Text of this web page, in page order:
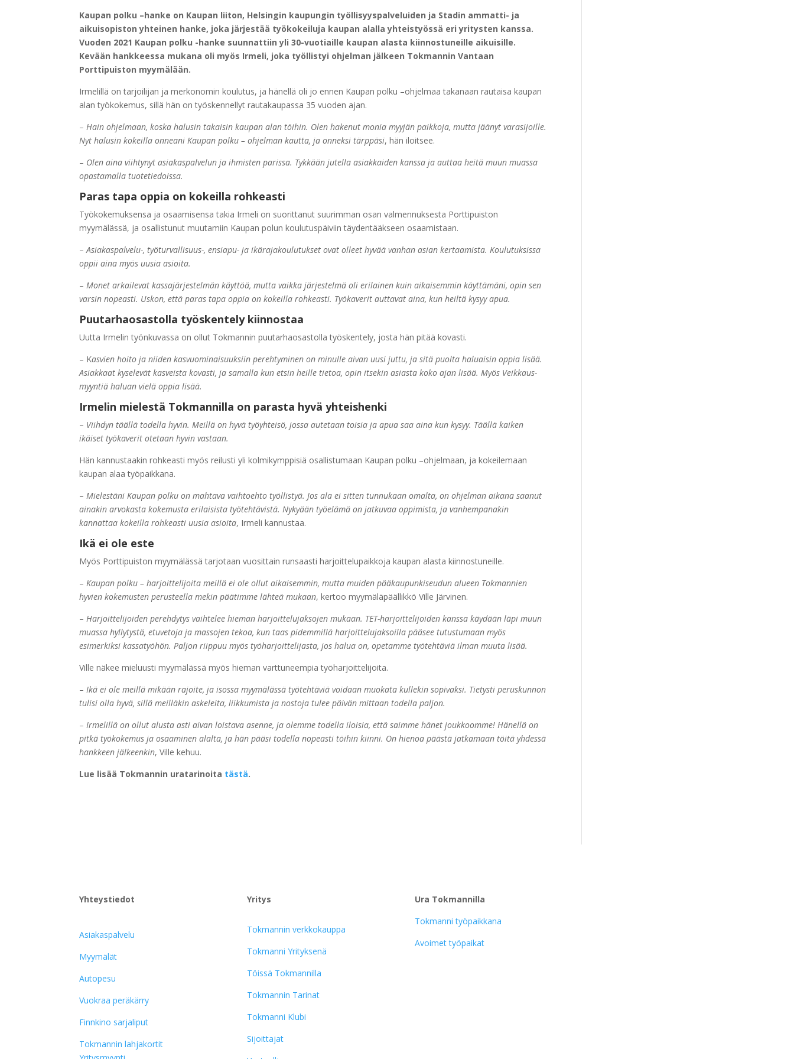
Kaupan polku –hanke on Kaupan liiton, Helsingin kaupungin työllisyyspalveluiden ja Stadin ammatti- ja
aikuisopiston yhteinen hanke, joka järjestää työkokeiluja kaupan alalla yhteistyössä eri yritysten kanssa.
Vuoden 2021 Kaupan polku -hanke suunnattiin yli 30-vuotiaille kaupan alasta kiinnostuneille aikuisille.
Kevään hankkeessa mukana oli myös Irmeli, joka työllistyi ohjelman jälkeen Tokmannin Vantaan
Porttipuiston myymälään.
Irmelillä on tarjoilijan ja merkonomin koulutus, ja hänellä oli jo ennen Kaupan polku –ohjelmaa takanaan rautaisa kaupan
alan työkokemus, sillä hän on työskennellyt rautakaupassa 35 vuoden ajan.
–Hain ohjelmaan, koska halusin takaisin kaupan alan töihin. Olen hakenut monia myyjän paikkoja, mutta jäänyt varasijoille.
Nyt halusin kokeilla onneani Kaupan polku – ohjelman kautta, ja onneksi tärppäsi, hän iloitsee.
– Olen aina viihtynyt asiakaspalvelun ja ihmisten parissa. Tykkään jutella asiakkaiden kanssa ja auttaa heitä muun muassa
opastamalla tuotetiedoissa.
Paras tapa oppia on kokeilla rohkeasti
Työkokemuksensa ja osaamisensa takia Irmeli on suorittanut suurimman osan valmennuksesta Porttipuiston
myymälässä, ja osallistunut muutamiin Kaupan polun koulutuspäiviin täydentääkseen osaamistaan.
–Asiakaspalvelu-, työturvallisuus-, ensiapu- ja ikärajakoulutukset ovat olleet hyvää vanhan asian kertaamista. Koulutuksissa
oppii aina myös uusia asioita.
–Monet arkailevat kassajärjestelmän käyttöä, mutta vaikka järjestelmä oli erilainen kuin aikaisemmin käyttämäni, opin sen
varsin nopeasti. Uskon, että paras tapa oppia on kokeilla rohkeasti. Työkaverit auttavat aina, kun heiltä kysyy apua.
Puutarhaosastolla työskentely kiinnostaa
Uutta Irmelin työnkuvassa on ollut Tokmannin puutarhaosastolla työskentely, josta hän pitää kovasti.
– Kasvien hoito ja niiden kasvuominaisuuksiin perehtyminen on minulle aivan uusi juttu, ja sitä puolta haluaisin oppia lisää.
Asiakkaat kyselevät kasveista kovasti, ja samalla kun etsin heille tietoa, opin itsekin asiasta koko ajan lisää. Myös Veikkaus-
myyntiä haluan vielä oppia lisää.
Irmelin mielestä Tokmannilla on parasta hyvä yhteishenki
– Viihdyn täällä todella hyvin. Meillä on hyvä työyhteisö, jossa autetaan toisia ja apua saa aina kun kysyy. Täällä kaiken
ikäiset työkaverit otetaan hyvin vastaan.
Hän kannustaakin rohkeasti myös reilusti yli kolmikymppisiä osallistumaan Kaupan polku –ohjelmaan, ja kokeilemaan
kaupan alaa työpaikkana.
–Mielestäni Kaupan polku on mahtava vaihtoehto työllistyä. Jos ala ei sitten tunnukaan omalta, on ohjelman aikana saanut
ainakin arvokasta kokemusta erilaisista työtehtävistä. Nykyään työelämä on jatkuvaa oppimista, ja vanhempanakin
kannattaa kokeilla rohkeasti uusia asioita, Irmeli kannustaa.
Ikä ei ole este
Myös Porttipuiston myymälässä tarjotaan vuosittain runsaasti harjoittelupaikkoja kaupan alasta kiinnostuneille.
–Kaupan polku – harjoittelijoita meillä ei ole ollut aikaisemmin, mutta muiden pääkaupunkiseudun alueen Tokmannien
hyvien kokemusten perusteella mekin päätimme lähteä mukaan, kertoo myymäläpäällikkö Ville Järvinen.
–Harjoittelijoiden perehdytys vaihtelee hieman harjoittelujaksojen mukaan. TET-harjoittelijoiden kanssa käydään läpi muun
muassa hyllytystä, etuvetoja ja massojen tekoa, kun taas pidemmillä harjoittelujaksoilla pääsee tutustumaan myös
esimerkiksi kassatyöhön. Paljon riippuu myös työharjoittelijasta, jos halua on, opetamme työtehtäviä ilman muuta lisää.
Ville näkee mieluusti myymälässä myös hieman varttuneempia työharjoittelijoita.
–Ikä ei ole meillä mikään rajoite, ja isossa myymälässä työtehtäviä voidaan muokata kullekin sopivaksi. Tietysti peruskunnon
tulisi olla hyvä, sillä meilläkin askeleita, liikkumista ja nostoja tulee päivän mittaan todella paljon.
–Irmelillä on ollut alusta asti aivan loistava asenne, ja olemme todella iloisia, että saimme hänet joukkoomme! Hänellä on
pitkä työkokemus ja osaaminen alalta, ja hän pääsi todella nopeasti töihin kiinni. On hienoa päästä jatkamaan töitä yhdessä
hankkeen jälkeenkin, Ville kehuu.
Lue lisää Tokmannin uratarinoita tästä.
Yhteystiedot
Asiakaspalvelu
Myymälät
Autopesu
Vuokraa peräkärry
Finnkino sarjaliput
Tokmannin lahjakortit
Yritys
Tokmannin verkkokauppa
Tokmanni Yrityksenä
Töissä Tokmannilla
Tokmannin Tarinat
Tokmanni Klubi
Sijoittajat
Ura Tokmannilla
Tokmanni työpaikkana
Avoimet työpaikat